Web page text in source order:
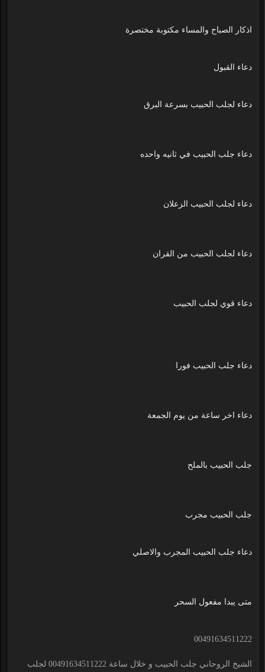
اذكار الصباح والمساء مكتوبة مختصرة
دعاء القبول
دعاء لجلب الحبيب بسرعة البرق
دعاء جلب الحبيب في ثانيه واحده
دعاء لجلب الحبيب الزعلان
دعاء لجلب الحبيب من القران
دعاء قوي لجلب الحبيب
دعاء جلب الحبيب فورا
دعاء اخر ساعة من يوم الجمعة
جلب الحبيب بالملح
جلب الحبيب مجرب
دعاء جلب الحبيب المجرب والاصلي
متى يبدا مفعول السحر
00491634511222
الشيخ الروحاني جلب الحبيب و خلال ساعة 00491634511222 لجلب